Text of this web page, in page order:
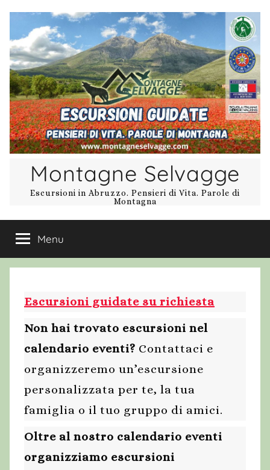
contenuto
Montagne Selvagge
Escursioni in Abruzzo. Pensieri di Vita. Parole di
Montagna
Menu
Escursioni guidate su richiesta
Non hai trovato escursioni nel
calendario eventi? Contattaci e
organizzeremo un’escursione
personalizzata per te, la tua
famiglia o il tuo gruppo di amici.
Oltre al nostro calendario eventi
organizziamo escursioni